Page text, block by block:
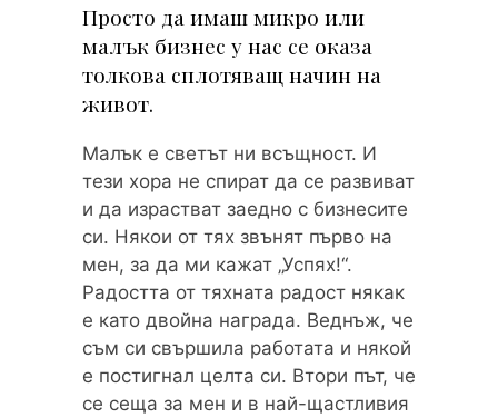
Просто да имаш микро или
малък бизнес у нас се оказа
толкова сплотяващ начин на
живот.
Малък е светът ни всъщност. И
тези хора не спират да се развиват
и да израстват заедно с бизнесите
си. Някои от тях звънят първо на
мен, за да ми кажат „Успях!“.
Радостта от тяхната радост някак
е като двойна награда. Веднъж, че
съм си свършила работата и някой
е постигнал целта си. Втори път, че
се сеща за мен и в най-щастливия